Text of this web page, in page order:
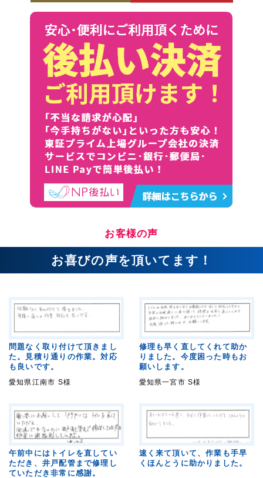
お客様の声
お喜びの声を頂いてます！
問題なく取り付けて頂きまし
た。見積り通りの作業。対応
も良いです。
愛知県江南市 S様
修理も早く直してくれて助か
りました。今度困った時もお
願いします。
愛知県一宮市 S様
午前中にはトイレを直してい
ただき、井戸配管まで修理し
ていただき非常に感謝。
速く来て頂いて、作業も手早
くほんとうに助かりました。